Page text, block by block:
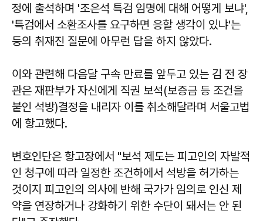
정에 출석하며 '조은석 특검 임명에 대해 어떻게 보냐',
'특검에서 소환조사를 요구하면 응할 생각이 있냐'는
등의 취재진 질문에 아무런 답을 하지 않았다.
이와 관련해 다음달 구속 만료를 앞두고 있는 김 전 장
관은 재판부가 자신에게 직권 보석(보증금 등 조건을
붙인 석방)결정을 내리자 이를 취소해달라며 서울고법
에 항고했다.
변호인단은 항고장에서 "보석 제도는 피고인의 자발적
인 청구에 따라 일정한 조건하에서 석방을 허가하는
것이지 피고인의 의사에 반해 국가가 임의로 인신 제
약을 연장하거나 강화하기 위한 수단이 돼서는 안 된